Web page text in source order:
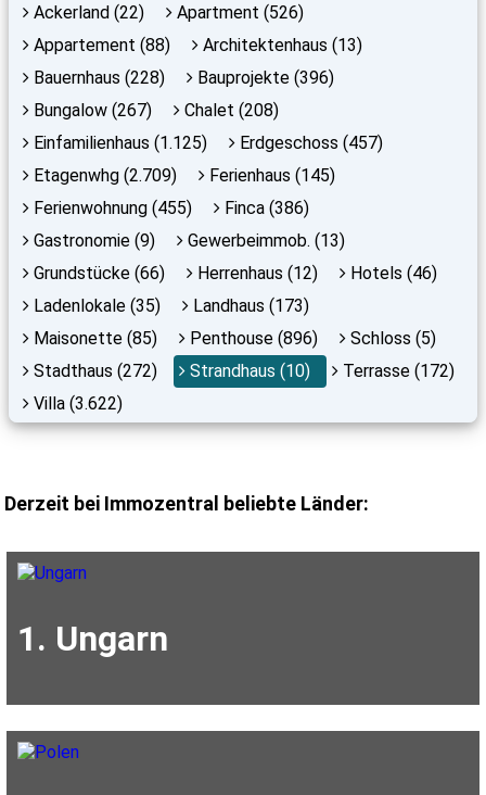
Ackerland (22)
Apartment (526)
Appartement (88)
Architektenhaus (13)
Bauernhaus (228)
Bauprojekte (396)
Bungalow (267)
Chalet (208)
Einfamilienhaus (1.125)
Erdgeschoss (457)
Etagenwhg (2.709)
Ferienhaus (145)
Ferienwohnung (455)
Finca (386)
Gastronomie (9)
Gewerbeimmob. (13)
Grundstücke (66)
Herrenhaus (12)
Hotels (46)
Ladenlokale (35)
Landhaus (173)
Maisonette (85)
Penthouse (896)
Schloss (5)
Stadthaus (272)
Strandhaus (10)
Terrasse (172)
Villa (3.622)
Derzeit bei Immozentral beliebte Länder:
1. Ungarn